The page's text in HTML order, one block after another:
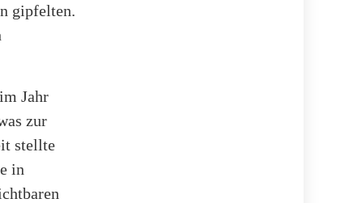
gipfelten.
Jahr
zur
stellte
in